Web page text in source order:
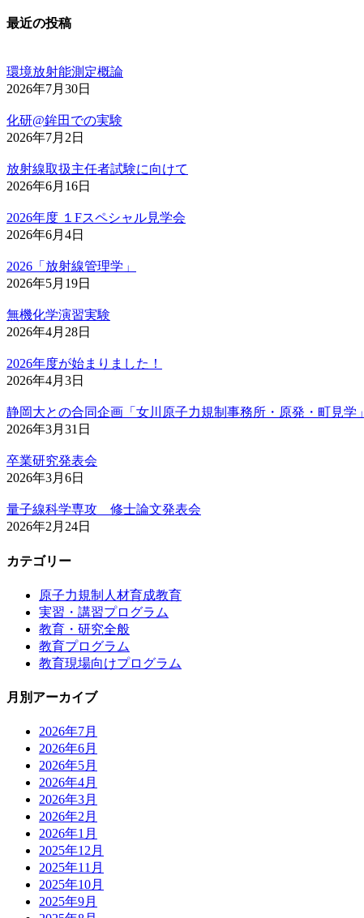
最近の投稿
環境放射能測定概論
2026年7月30日
化研@鉾田での実験
2026年7月2日
放射線取扱主任者試験に向けて
2026年6月16日
2026年度 １Fスペシャル見学会
2026年6月4日
2026「放射線管理学」
2026年5月19日
無機化学演習実験
2026年4月28日
2026年度が始まりました！
2026年4月3日
静岡大との合同企画「女川原子力規制事務所・原発・町見学」
2026年3月31日
卒業研究発表会
2026年3月6日
量子線科学専攻 修士論文発表会
2026年2月24日
カテゴリー
原子力規制人材育成教育
実習・講習プログラム
教育・研究全般
教育プログラム
教育現場向けプログラム
月別アーカイブ
2026年7月
2026年6月
2026年5月
2026年4月
2026年3月
2026年2月
2026年1月
2025年12月
2025年11月
2025年10月
2025年9月